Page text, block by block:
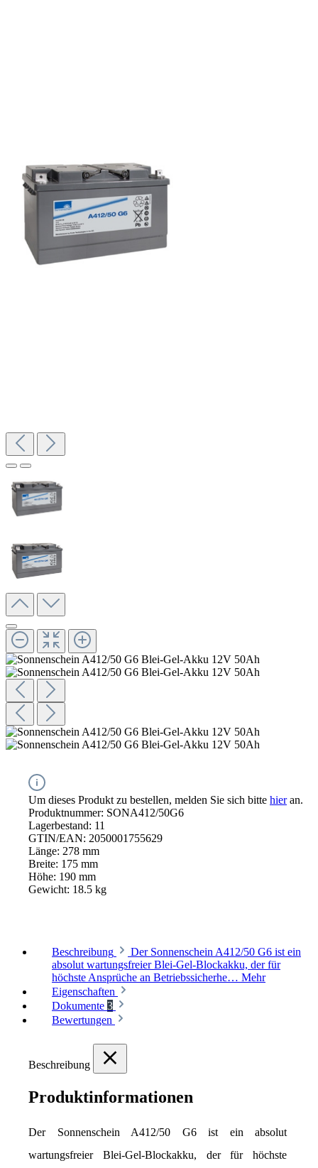
Um dieses Produkt zu bestellen, melden Sie sich bitte hieran.
Produktnummer: SONA412/50G6
Lagerbestand: 11
GTIN/EAN: 2050001755629
Länge: 278 mm
Breite: 175 mm
Höhe: 190 mm
Gewicht: 18.5 kg
Beschreibung
Der Sonnenschein A412/50 G6 ist ein
absolut wartungsfreier Blei-Gel-Blockakku, der für
höchste Ansprüche an Betriebssicherhe… Mehr
Eigenschaften
Dokumente 3
Bewertungen
Beschreibung
Produktinformationen
Der Sonnenschein A412/50 G6 ist ein absolut
wartungsfreier Blei-Gel-Blockakku, der für höchste